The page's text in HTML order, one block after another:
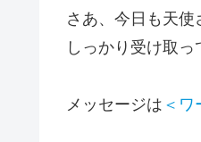
さあ、今日も天使
しっかり受け取っ
メッセージは ＜